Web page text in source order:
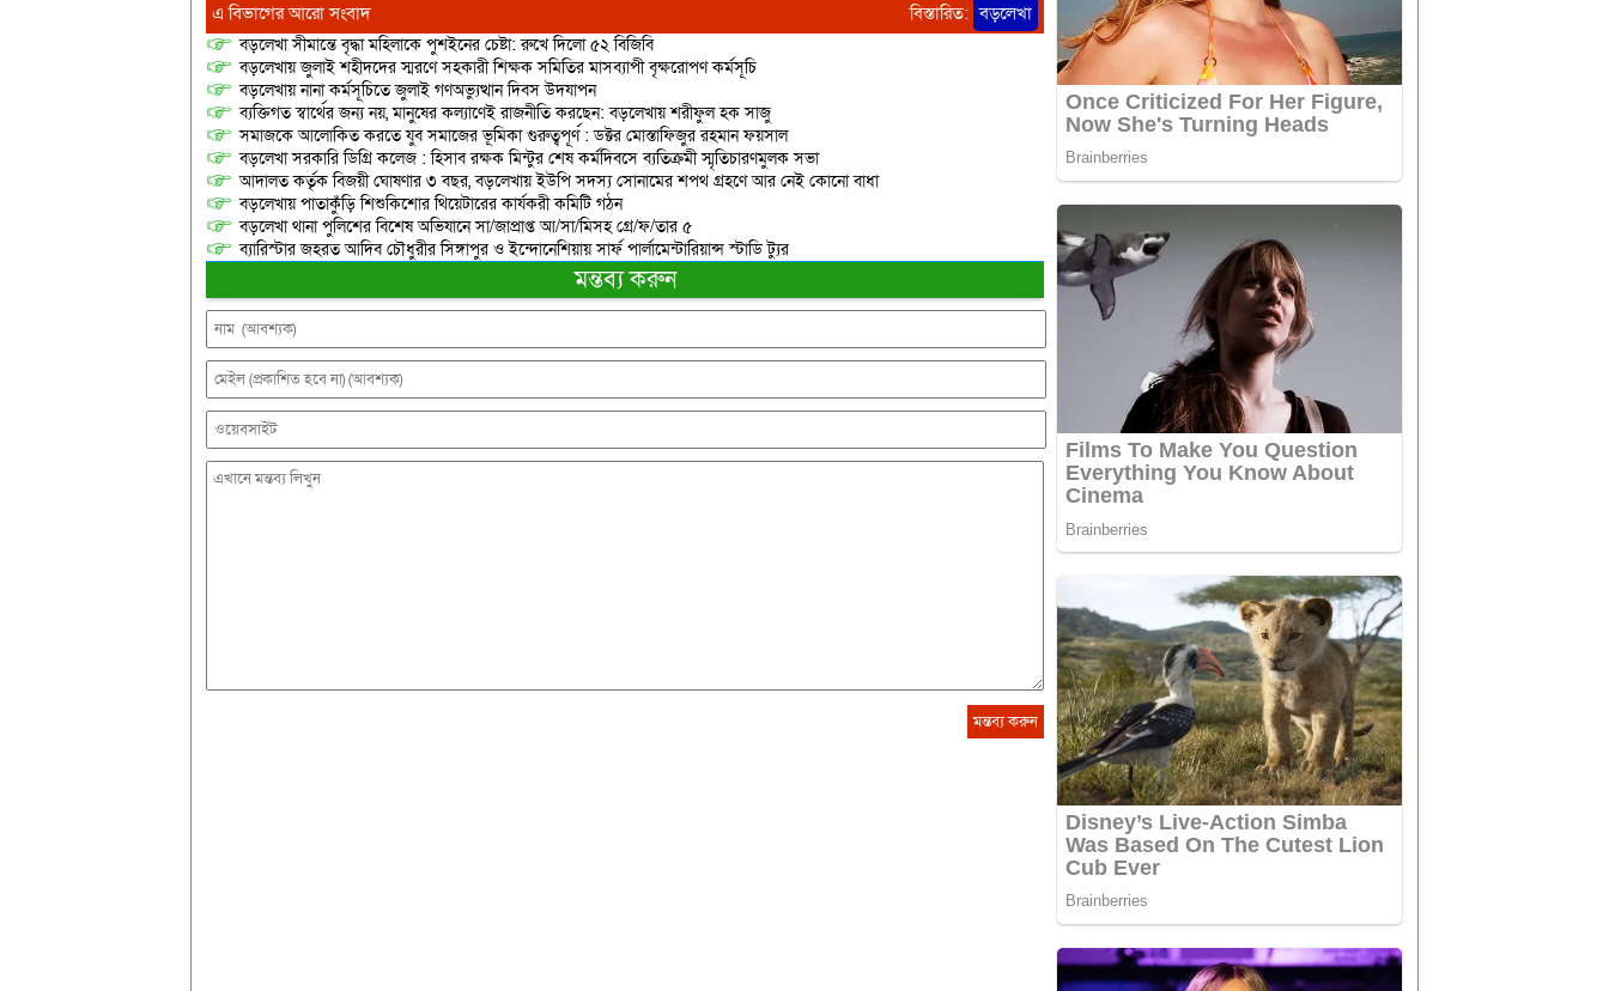
এ বিভাগের আরো সংবাদ বিস্তারিত: বড়লেখা
বড়লেখা সীমান্তে বৃদ্ধা মহিলাকে পুশইনের চেষ্টা: রুখে দিলো ৫২ বিজিবি
বড়লেখায় জুলাই শহীদদের স্মরণে সহকারী শিক্ষক সমিতির মাসব্যাপী বৃক্ষরোপণ কর্মসূচি
বড়লেখায় নানা কর্মসূচিতে জুলাই গণঅভ্যুত্থান দিবস উদযাপন
ব্যক্তিগত স্বার্থের জন্য নয়, মানুষের কল্যাণেই রাজনীতি করছেন: বড়লেখায় শরীফুল হক সাজু
সমাজকে আলোকিত করতে যুব সমাজের ভূমিকা গুরুত্বপূর্ণ : ডক্টর মোস্তাফিজুর রহমান ফয়সাল
বড়লেখা সরকারি ডিগ্রি কলেজ : হিসাব রক্ষক মিন্টুর শেষ কর্মদিবসে ব্যতিক্রমী স্মৃতিচারণমুলক সভা
আদালত কর্তৃক বিজয়ী ঘোষণার ৩ বছর, বড়লেখায় ইউপি সদস্য সোনামের শপথ গ্রহণে আর নেই কোনো বাধা
বড়লেখায় পাতাকুঁড়ি শিশুকিশোর থিয়েটারের কার্যকরী কমিটি গঠন
বড়লেখা থানা পুলিশের বিশেষ অভিযানে সা/জাপ্রাপ্ত আ/সা/মিসহ গ্রে/ফ/তার ৫
ব্যারিস্টার জহরত আদিব চৌধুরীর সিঙ্গাপুর ও ইন্দোনেশিয়ায় সার্ফ পার্লামেন্টারিয়ান্স স্টাডি ট্যুর
মন্তব্য করুন